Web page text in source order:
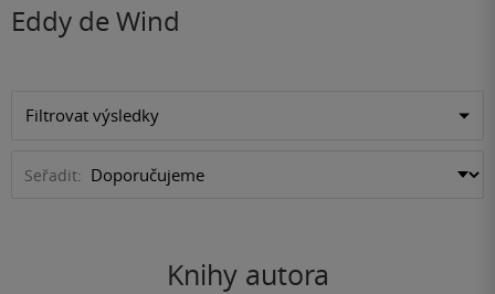
Eddy de Wind
Filtrovat výsledky
Seřadit:
Knihy autora